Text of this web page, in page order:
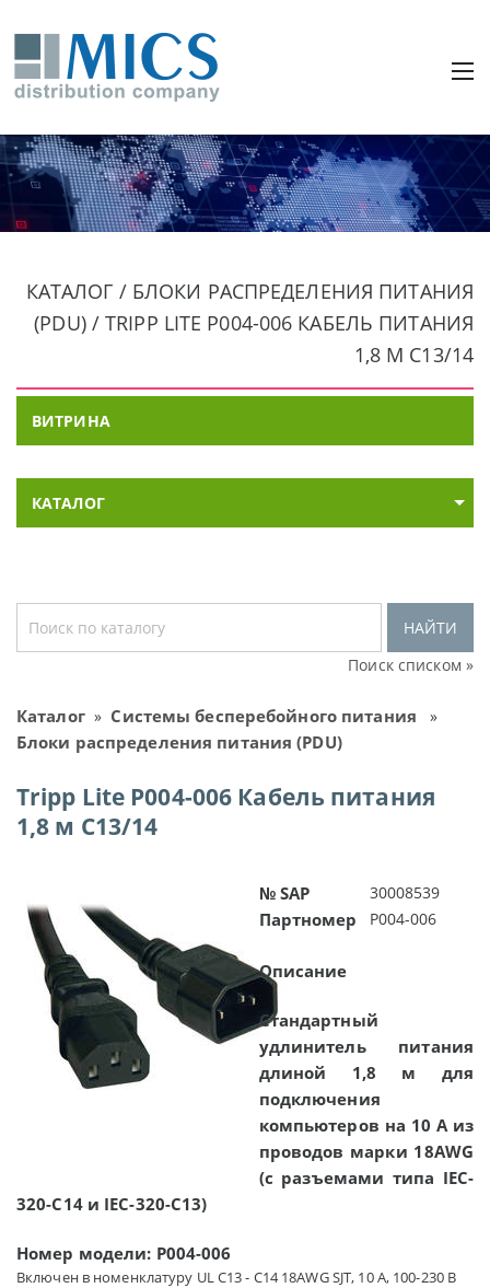
КАТАЛОГ / БЛОКИ РАСПРЕДЕЛЕНИЯ ПИТАНИЯ
(PDU) / TRIPP LITE P004-006 КАБЕЛЬ ПИТАНИЯ
1,8 М C13/14
ВИТРИНА
КАТАЛОГ
НАЙТИ
Поиск списком »
Каталог» Системы бесперебойного питания »
Блоки распределения питания (PDU)
Tripp Lite P004-006 Кабель питания
1,8 м C13/14
№ SAP 30008539
Партномер P004-006
Описание
Стандартный
удлинитель питания
длиной 1,8 м для
подключения
компьютеров на 10 А из
проводов марки 18AWG
(с разъемами типа IEC-
320-C14 и IEC-320-C13)
Номер модели: P004-006
Включен в номенклатуру UL C13 - C14 18AWG SJT, 10 А, 100-230 В